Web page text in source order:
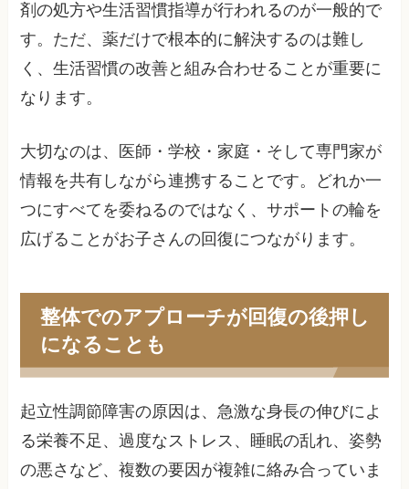
剤の処方や生活習慣指導が行われるのが一般的で
す。ただ、薬だけで根本的に解決するのは難し
く、生活習慣の改善と組み合わせることが重要に
なります。
大切なのは、医師・学校・家庭・そして専門家が
情報を共有しながら連携することです。どれか一
つにすべてを委ねるのではなく、サポートの輪を
広げることがお子さんの回復につながります。
整体でのアプローチが回復の後押し
になることも
起立性調節障害の原因は、急激な身長の伸びによ
る栄養不足、過度なストレス、睡眠の乱れ、姿勢
の悪さなど、複数の要因が複雑に絡み合っていま